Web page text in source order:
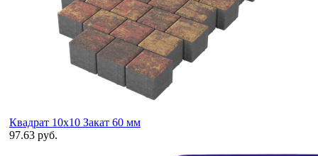
Квадрат 10х10 Закат 60 мм
97.63 руб.